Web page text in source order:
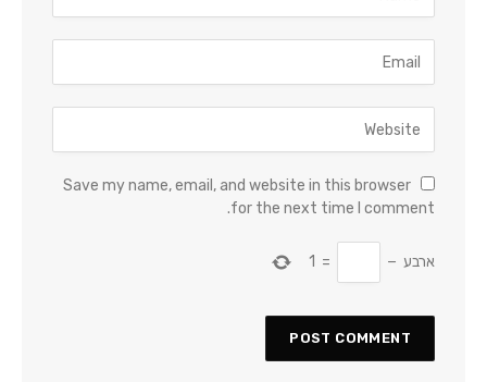
Save my name, email, and website in this browser
for the next time I comment.
ארבע −
=
1